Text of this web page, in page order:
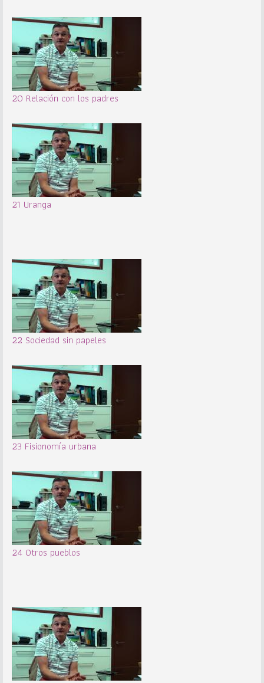
20 Relación con los padres
21 Uranga
22 Sociedad sin papeles
23 Fisionomía urbana
24 Otros pueblos